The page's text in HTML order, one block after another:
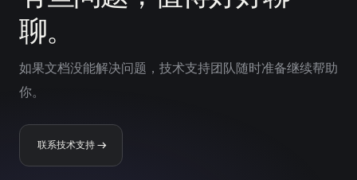
聊。
如果文档没能解决问题，技术支持团队随时准备继续帮助
你。
联系技术支持